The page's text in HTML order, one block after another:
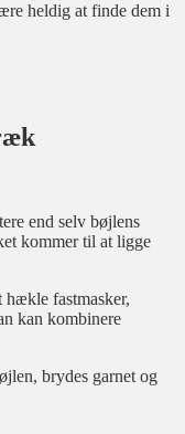
heldig at finde dem i
end selv bøjlens
kommer til at ligge
hækle fastmasker,
kan kombinere
brydes garnet og